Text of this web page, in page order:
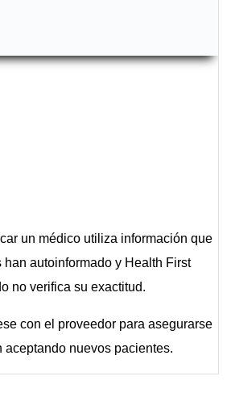
un médico utiliza información que
han autoinformado y Health First
no verifica su exactitud.
con el proveedor para asegurarse
aceptando nuevos pacientes.